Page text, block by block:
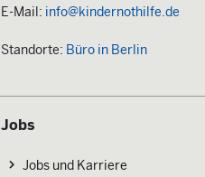
E-Mail: info@kindernothilfe.de
Standorte: Büro in Berlin
Jobs
Jobs und Karriere